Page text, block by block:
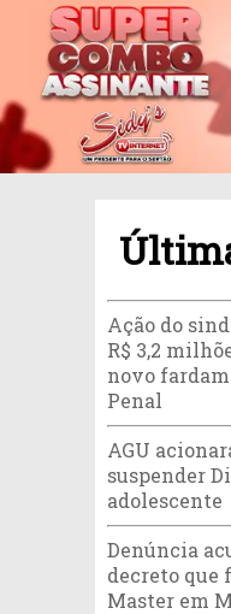
Ação do
R$ 3,2
novo
Penal
AGU
suspender
adolescente
Denúncia
decreto que
Master em